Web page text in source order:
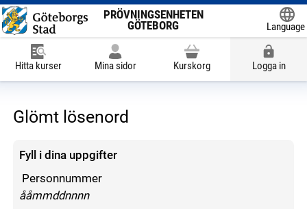
PRÖVNINGSENHETEN
GÖTEBORG
Language
Hitta kurser Mina sidor Kurskorg Logga in
Glömt lösenord
Fyll i dina uppgifter
Personnummer
enligt följande mönster:
ååmmddnnnn